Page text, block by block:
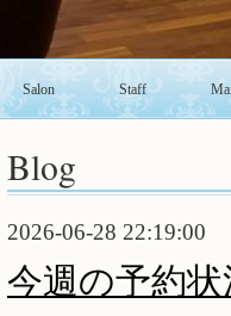
Salon Staff
Blog
2026-06-28 22:19:00
今週の予約